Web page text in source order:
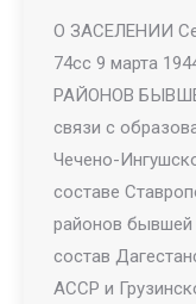
О ЗАСЕЛЕНИИ
74сс 9 марта
РАЙОНОВ
связи с
Чечено-
составе
районов
состав
АССР и